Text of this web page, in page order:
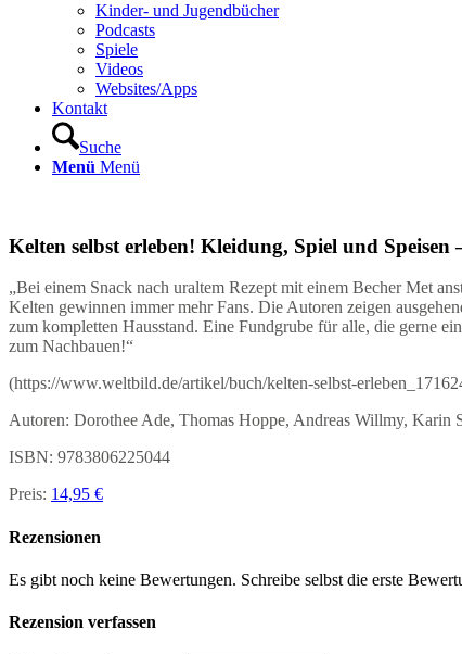
Kinder- und Jugendbücher
Podcasts
Spiele
Videos
Websites/Apps
Kontakt
Suche
Menü Menü
Kelten selbst erleben! Kleidung, Spiel und
„Bei einem Snack nach uraltem Rezept mit einem Becher Met
Kelten gewinnen immer mehr Fans. Die Autoren zeigen
zum kompletten Hausstand. Eine Fundgrube für alle, die gerne
zum Nachbauen!“
(https://www.weltbild.de/artikel/buch/kelten-selbst-
Autoren: Dorothee Ade, Thomas Hoppe, Andreas Willmy, Karin
ISBN: 9783806225044
Preis: 14,95 €
Rezensionen
Es gibt noch keine Bewertungen. Schreibe selbst die erste
Rezension verfassen